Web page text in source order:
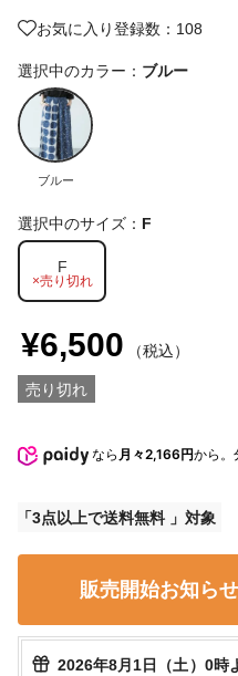
お気に入り登録数：108
選択中のカラー： ブルー
ブルー
選択中のサイズ： F
F
×売り切れ
¥6,500 （税込）
売り切れ
なら 月々2,166円から。
3点以上で送料無料
販売開始お知ら
2026年8月1日（土）0時